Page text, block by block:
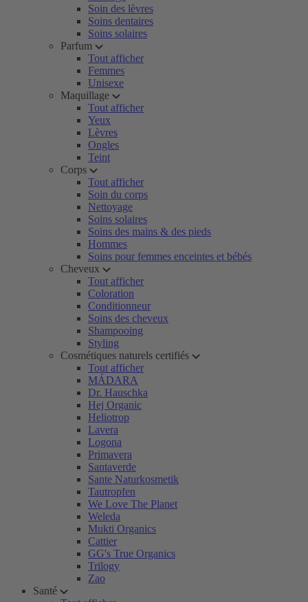
Soin des lèvres
Soins dentaires
Soins solaires
Parfum
Tout afficher
Femmes
Unisexe
Maquillage
Tout afficher
Yeux
Lèvres
Ongles
Teint
Corps
Tout afficher
Soin du corps
Nettoyage
Soins solaires
Soins des mains & des pieds
Hommes
Soins pour femmes enceintes et bébés
Cheveux
Tout afficher
Coloration
Conditionneur
Soins des cheveux
Shampooing
Styling
Cosmétiques naturels certifiés
Tout afficher
MÁDARA
Dr. Hauschka
Hej Organic
Heliotrop
Lavera
Logona
Primavera
Santaverde
Sante Naturkosmetik
Tautropfen
We Love The Planet
Weleda
Mukti Organics
Cattier
GG's True Organics
Trilogy
Zao
Santé